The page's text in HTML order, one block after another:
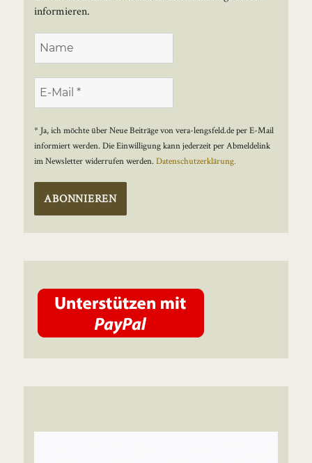
informieren.
* Ja, ich möchte über Neue Beiträge von vera-lengsfeld.de per E-Mail
informiert werden. Die Einwilligung kann jederzeit per Abmeldelink
im Newsletter widerrufen werden.Datenschutzerklärung.